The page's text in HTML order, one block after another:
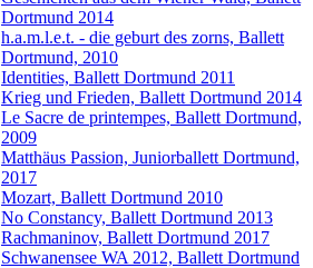
Dortmund 2014
h.a.m.l.e.t. - die geburt des zorns, Ballett
Dortmund, 2010
Identities, Ballett Dortmund 2011
Krieg und Frieden, Ballett Dortmund 2014
Le Sacre de printempes, Ballett Dortmund,
2009
Matthäus Passion, Juniorballett Dortmund,
2017
Mozart, Ballett Dortmund 2010
No Constancy, Ballett Dortmund 2013
Rachmaninov, Ballett Dortmund 2017
Schwanensee WA 2012, Ballett Dortmund